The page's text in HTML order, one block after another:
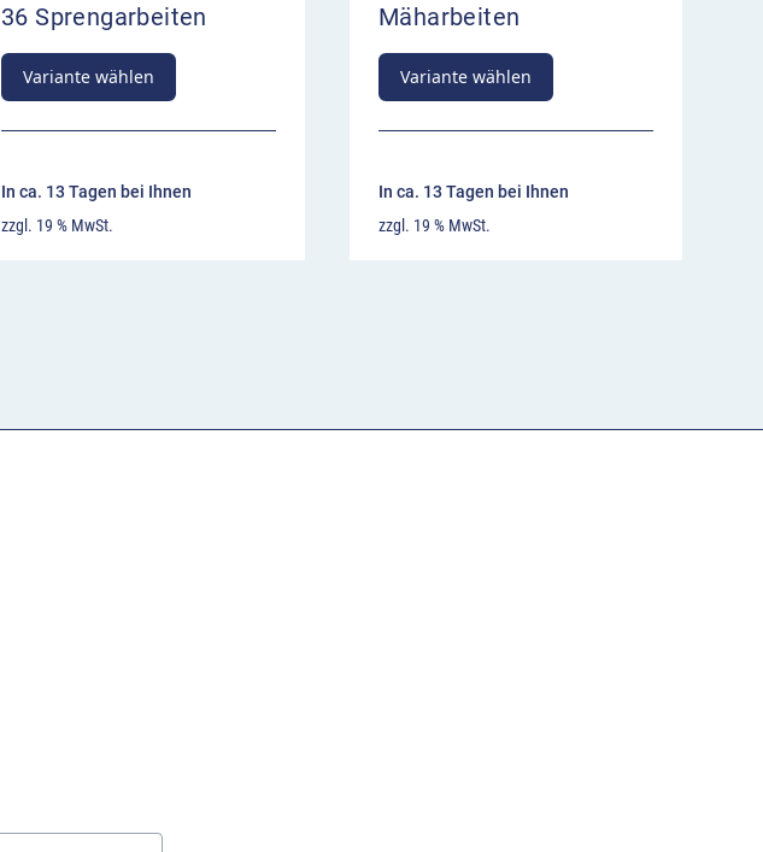
36 Sprengarbeiten
Variante wählen
In ca. 13 Tagen bei Ihnen
zzgl. 19 % MwSt.
Mäharbeiten
Variante wählen
In ca. 13 Tagen bei Ihnen
zzgl. 19 % MwSt.